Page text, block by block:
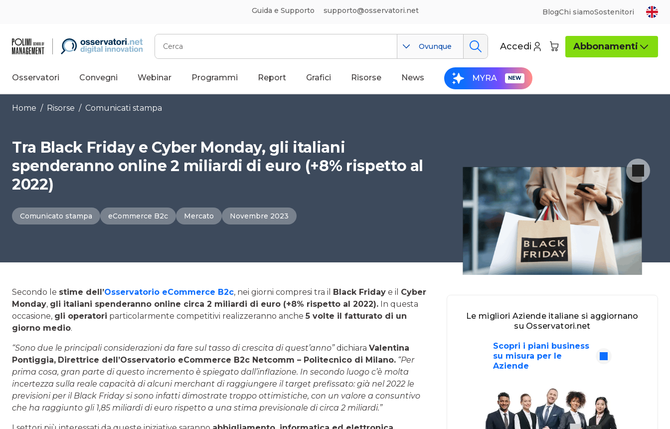
Guida e Supporto supporto@osservatori.net BlogChi siamoSostenitori
Cerca
Ovunque Accedi Abbonamenti
Osservatori Convegni Webinar Programmi Report Grafici Risorse News MYRA
Home / Risorse / Comunicati stampa
Tra Black Friday e Cyber Monday, gli italiani
spenderanno online 2 miliardi di euro (+8% rispetto al
2022)
Comunicato stampa eCommerce B2c Mercato Novembre 2023
Secondo le stime dell’Osservatorio eCommerce B2c, nei giorni compresi tra il Black Friday e il Cyber
Monday, gli italiani spenderanno online circa 2 miliardi di euro (+8% rispetto al 2022). In questa
occasione, gli operatori particolarmente competitivi realizzeranno anche 5 volte il fatturato di un
giorno medio.
“Sono due le principali considerazioni da fare sul tasso di crescita di quest’anno”dichiara Valentina
Pontiggia, Direttrice dell’Osservatorio eCommerce B2c Netcomm – Politecnico di Milano. “Per
prima cosa, gran parte di questo incremento è spiegato dall’inflazione. In secondo luogo c’è molta
incertezza sulla reale capacità di alcuni merchant di raggiungere il target prefissato: già nel 2022 le
previsioni per il Black Friday si sono infatti dimostrate troppo ottimistiche, con un valore a consuntivo
che ha raggiunto gli 1,85 miliardi di euro rispetto a una stima previsionale di circa 2 miliardi.”
Le migliori Aziende italiane si aggiornano
su Osservatori.net
Scopri i piani business
su misura per le
Aziende